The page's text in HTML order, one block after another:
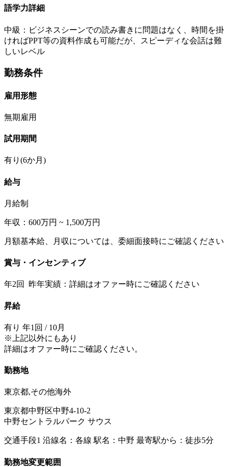
語学力詳細
中級：ビジネスシーンでの読み書きに問題はなく、時間を掛
ければPPT等の資料作成も可能だが、スピーディな会話は難
しいレベル
勤務条件
雇用形態
無期雇用
試用期間
有り(6か月)
給与
月給制
年収：600万円 ~ 1,500万円
月額基本給、月収については、委細面接時にご確認ください
賞与・インセンティブ
年2回 昨年実績：詳細はオファー時にご確認ください
昇給
有り 年1回 / 10月
※上記以外にもあり
詳細はオファー時にご確認ください。
勤務地
東京都,その他海外
東京都中野区中野4-10-2
中野セントラルパーク サウス
交通手段1 沿線名：各線 駅名：中野 最寄駅から：徒歩5分
勤務地変更範囲